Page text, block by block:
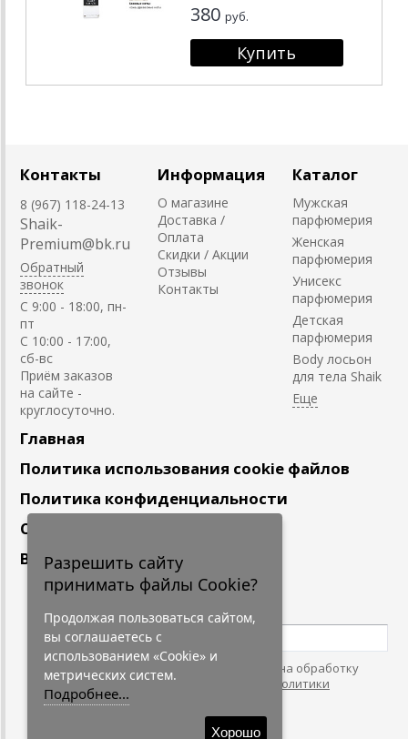
380 руб.
Контакты
8 (967) 118-24-13
Shaik-
Premium@bk.ru
Обратный
звонок
C 9:00 - 18:00, пн-
пт
С 10:00 - 17:00,
сб-вс
Приём заказов
на сайте -
круглосуточно.
Информация
О магазине
Доставка /
Оплата
Скидки / Акции
Отзывы
Контакты
Каталог
Мужская
парфюмерия
Женская
парфюмерия
Унисекс
парфюмерия
Детская
парфюмерия
Body лосьон
для тела Shaik
Главная
Политика использования cookie файлов
Политика конфиденциальности
Сотрудничество
Вакансии
Подпишитесь
Нажимая на кнопку, я даю согласие на обработку
персональных данных. С условиями
"Политики
Конфидециальности"
Разрешить сайту
принимать файлы Cookie?
Продолжая пользоваться сайтом,
вы соглашаетесь с
использованием «Cookie» и
метрических систем.
Подробнее...
Хорошо